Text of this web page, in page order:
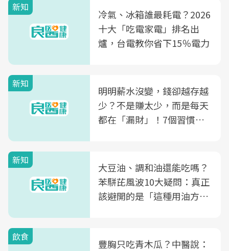
新知
冷氣、冰箱誰最耗電？2026
十大「吃電家電」排名出
爐，台電教你省下15％電力
新知
明明薪水沒變，錢卻越存越
少？不是賺太少，而是每天
都在「漏財」！7個習慣一
新知
大豆油、調和油還能吃嗎？
苯駢芘風波10大疑問：真正
該避開的是「這種用油方
飲食
豐胸只吃青木瓜？中醫說：